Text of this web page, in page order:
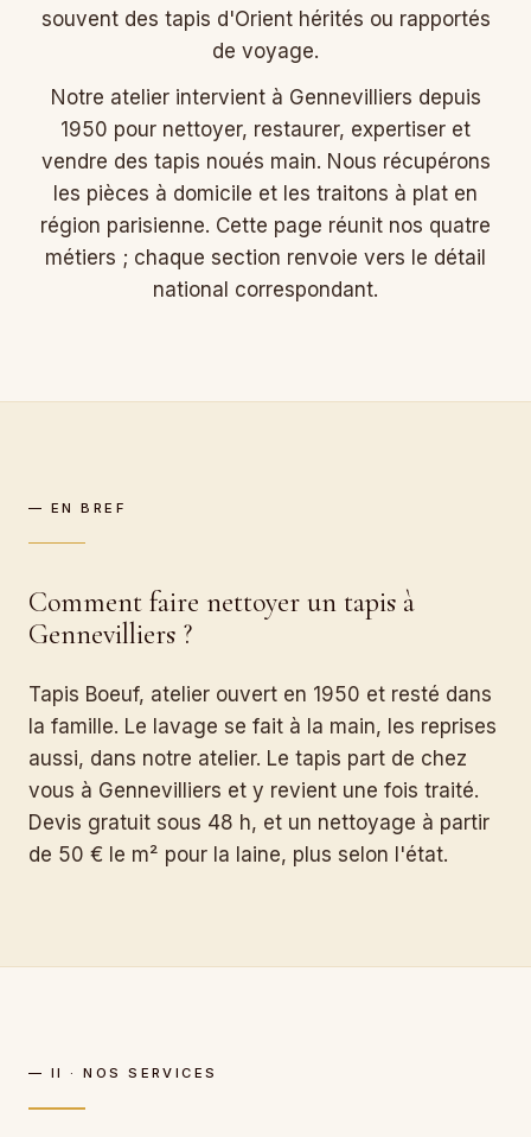
souvent des tapis d'Orient hérités ou rapportés
de voyage.
Notre atelier intervient à Gennevilliers depuis
1950 pour nettoyer, restaurer, expertiser et
vendre des tapis noués main. Nous récupérons
les pièces à domicile et les traitons à plat en
région parisienne. Cette page réunit nos quatre
métiers ; chaque section renvoie vers le détail
national correspondant.
— EN BREF
Comment faire nettoyer un tapis à
Gennevilliers ?
Tapis Boeuf, atelier ouvert en 1950 et resté dans
la famille. Le lavage se fait à la main, les reprises
aussi, dans notre atelier. Le tapis part de chez
vous à Gennevilliers et y revient une fois traité.
Devis gratuit sous 48 h, et un nettoyage à partir
de 50 € le m² pour la laine, plus selon l'état.
— II · NOS SERVICES